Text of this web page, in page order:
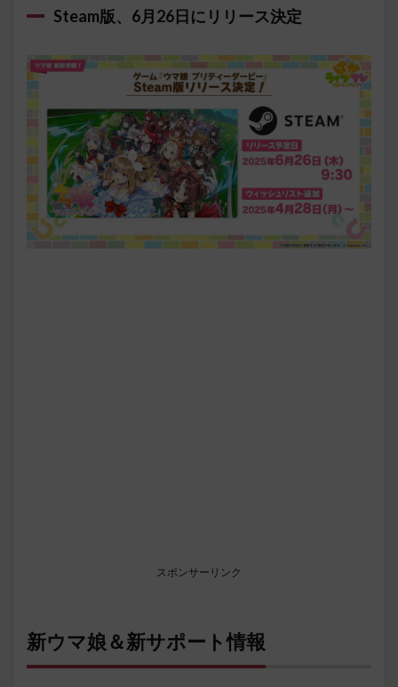
Steam版、6月26日にリリース決定
スポンサーリンク
新ウマ娘＆新サポート情報